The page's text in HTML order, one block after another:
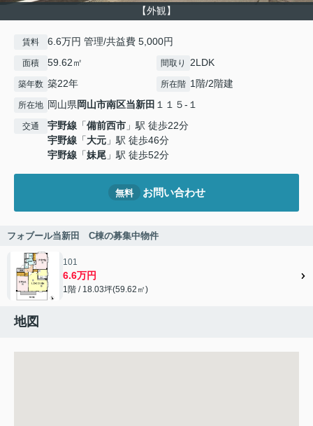
【外観】
賃料 6.6万円 管理/共益費 5,000円
面積 59.62㎡ 間取り 2LDK
築年数 築22年 所在階 1階/2階建
所在地 岡山県岡山市南区当新田 １１５-１
交通 宇野線 「備前西市 」駅 徒歩22分
宇野線 「大元 」駅 徒歩46分
宇野線 「妹尾 」駅 徒歩52分
無料 お問い合わせ
フォブール当新田 C棟の募集中物件
101
6.6万円
1階 / 18.03坪(59.62㎡)
地図